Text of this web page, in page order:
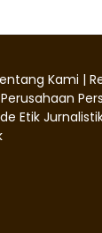
Kami |
Pers
Etik